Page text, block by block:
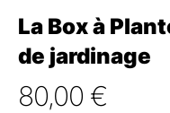
La Box à
de jardinage
80,00 €